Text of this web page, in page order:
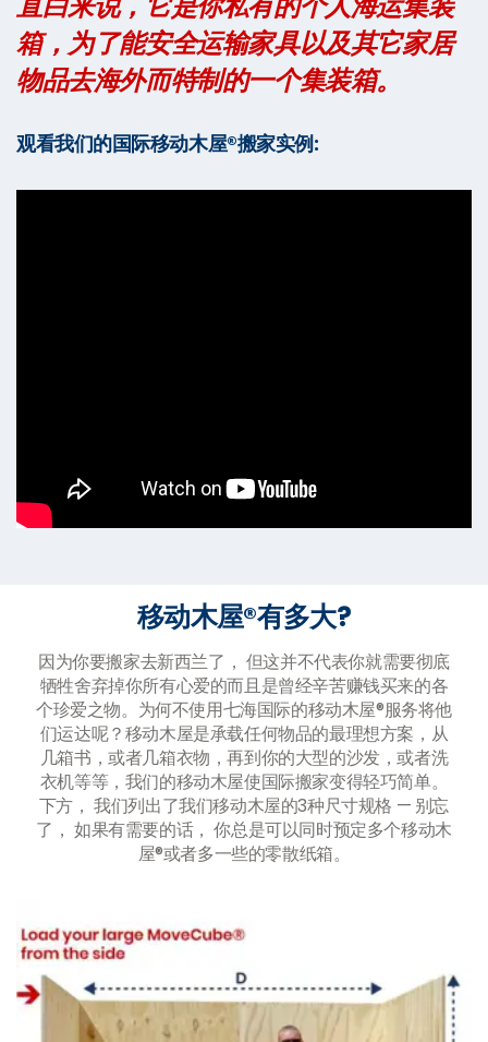
箱，为了能安全运输家具以及其它家居
物品去海外而特制的一个集装箱。
观看我们的国际移动木屋®搬家实例:
移动木屋®有多大?
因为你要搬家去新西兰了， 但这并不代表你就需要彻底
牺牲舍弃掉你所有心爱的而且是曾经辛苦赚钱买来的各
个珍爱之物。为何不使用七海国际的移动木屋®服务将他
们运达呢？移动木屋是承载任何物品的最理想方案，从
几箱书，或者几箱衣物，再到你的大型的沙发，或者洗
衣机等等，我们的移动木屋使国际搬家变得轻巧简单。
下方， 我们列出了我们移动木屋的3种尺寸规格 — 别忘
了， 如果有需要的话， 你总是可以同时预定多个移动木
屋®或者多一些的零散纸箱。